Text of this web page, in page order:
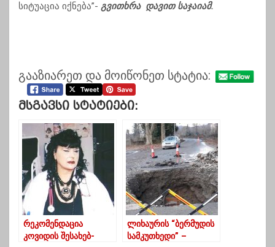
სიტუაცია იქნება”- გვითხრა დავით საჯაიამ.
გააზიარეთ და მოიწონეთ სტატია:
Მსგავსი Სტატიები:
რეკომენდაცია
კოვიდის შესახებ-
ლიხაურის “ბერმუდის
სამკუთხედი” –